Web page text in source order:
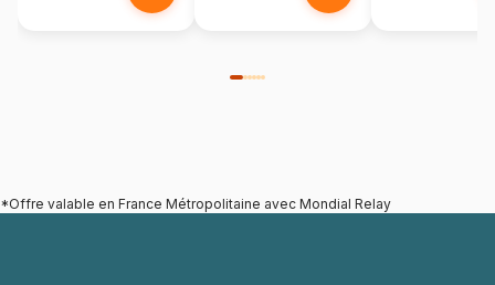
*Offre valable en France Métropolitaine avec Mondial Relay